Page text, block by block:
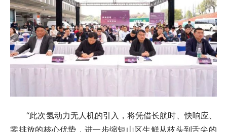
“此次氢动力无人机的引入，将凭借长航时、快响应、
零排放的核心优势，进一步缩短山区生鲜从枝头到舌尖的